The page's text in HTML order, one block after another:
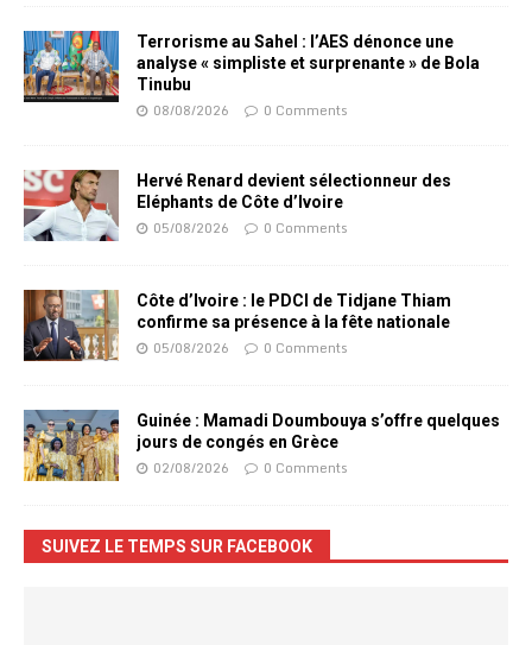
Terrorisme au Sahel : l’AES dénonce une
analyse « simpliste et surprenante » de Bola
Tinubu
08/08/2026 0 Comments
Hervé Renard devient sélectionneur des
Eléphants de Côte d’Ivoire
05/08/2026 0 Comments
Côte d’Ivoire : le PDCI de Tidjane Thiam
confirme sa présence à la fête nationale
05/08/2026 0 Comments
Guinée : Mamadi Doumbouya s’offre quelques
jours de congés en Grèce
02/08/2026 0 Comments
SUIVEZ LE TEMPS SUR FACEBOOK